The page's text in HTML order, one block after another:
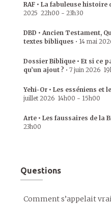
RAF • La fabuleuse histoire
2025 22h00 - 23h30
DBD • Ancien Testament,
textes bibliques • 14 mai
Dossier Biblique • Et si ce
qu’un ajout ? • 7 juin 2026
Yehi-Or • Les esséniens et
juillet 2026 14h00 - 15h00
Arte • Les faussaires de la
23h00
Questions
Comment s’appelait